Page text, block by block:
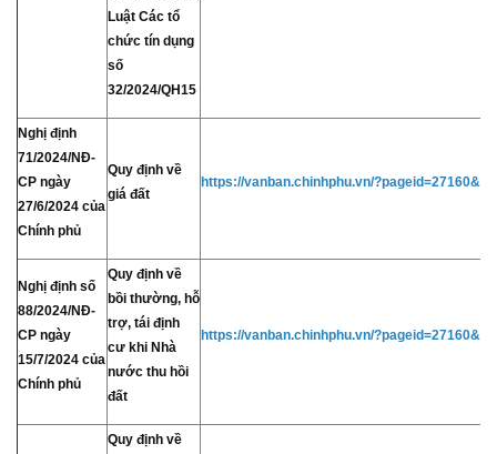
Luật Các tổ
chức tín dụng
số
32/2024/QH15
Nghị định
71/2024/NĐ-
CP ngày
27/6/2024 của
Chính phủ
Quy định về
giá đất
https://vanban.chinhphu.vn/
Nghị định số
88/2024/NĐ-
CP ngày
15/7/2024 của
Chính phủ
Quy định về
bồi thường, hỗ
trợ, tái định
cư khi Nhà
nước thu hồi
đất
https://vanban.chinhphu.vn/
Quy định về